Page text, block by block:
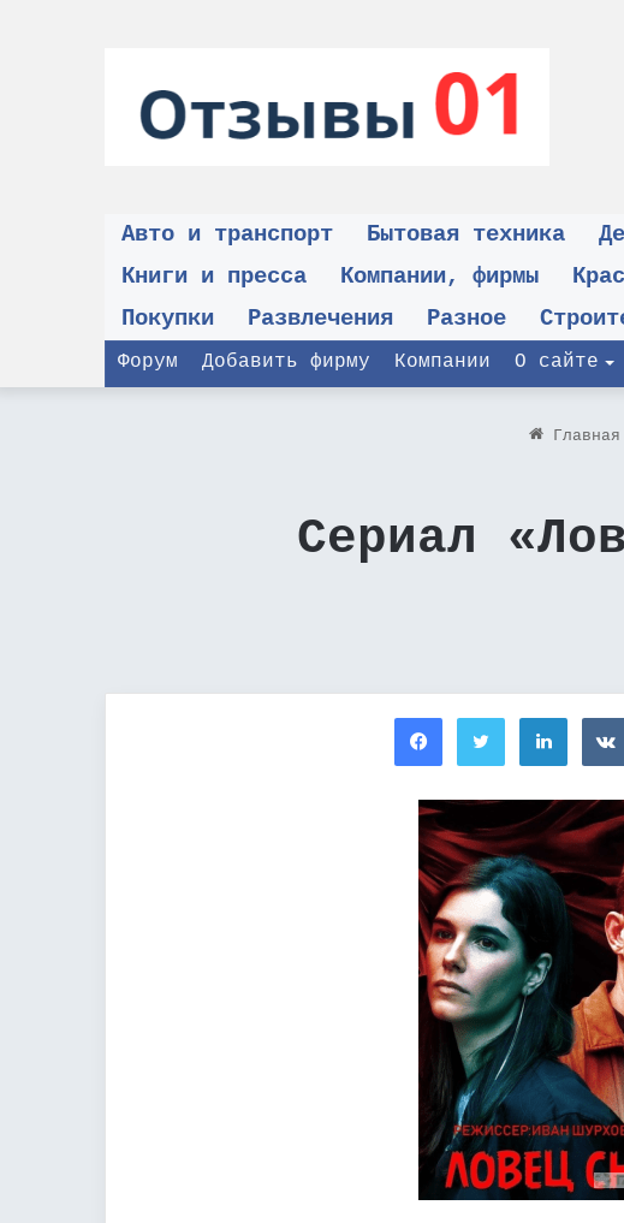
Авто и транспорт Бытовая техника
Книги и пресса
Компании, фирмы
Покупки
Развлечения Разное
Форум Добавить фирму Компании О сайте
Главная
Сериал
FacebookTwitter